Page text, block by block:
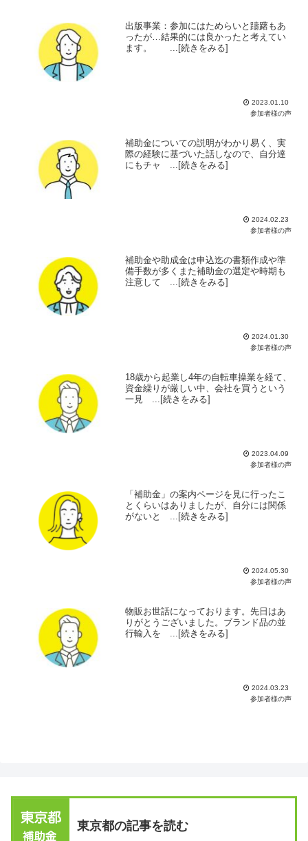
出版事業：参加にはためらいと躊躇もあ
ったが…結果的には良かったと考えてい
ます。 ...[続きをみる]
2023.01.10
参加者様の声
補助金についての説明がわかり易く、実
際の経験に基づいた話しなので、自分達
にもチャ ...[続きをみる]
2024.02.23
参加者様の声
補助金や助成金は申込迄の書類作成や準
備手数が多くまた補助金の選定や時期も
注意して ...[続きをみる]
2024.01.30
参加者様の声
18歳から起業し4年の自転車操業を経て、
資金繰りが厳しい中、会社を買うという
一見 ...[続きをみる]
2023.04.09
参加者様の声
「補助金」の案内ページを見に行ったこ
とくらいはありましたが、自分には関係
がないと ...[続きをみる]
2024.05.30
参加者様の声
物販お世話になっております。先日はあ
りがとうございました。ブランド品の並
行輸入を ...[続きをみる]
2024.03.23
参加者様の声
東京都の記事を読む